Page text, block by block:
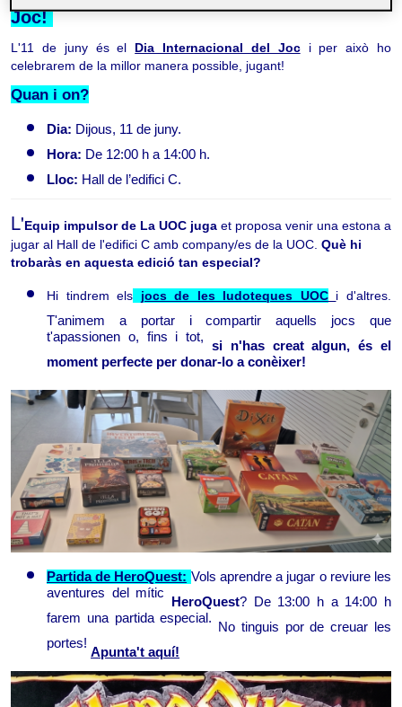
Joc!
L'11 de juny és el Dia Internacional del Joci per això ho
celebrarem de la millor manera possible, jugant!
Quan i on?
Dia: Dijous, 11 de juny.
Hora: De 12:00 h a 14:00 h.
Lloc: Hall de l’edifici C.
L'Equip impulsor de La UOC juga et proposa venir una estona a
jugar al Hall de l'edifici C amb company/es de la UOC. Què hi
trobaràs en aquesta edició tan especial?
Hi tindrem els jocs de les ludoteques UOC i d'altres.
T'animem a portar i compartir aquells jocs que
t'apassionen o, fins i tot, si n'has creat algun, és el
moment perfecte per donar-lo a conèixer!
Partida de HeroQuest: Vols aprendre a jugar o reviure les
aventures del mític HeroQuest? De 13:00 h a 14:00 h
farem una partida especial. No tinguis por de creuar les
portes! Apunta't aquí!